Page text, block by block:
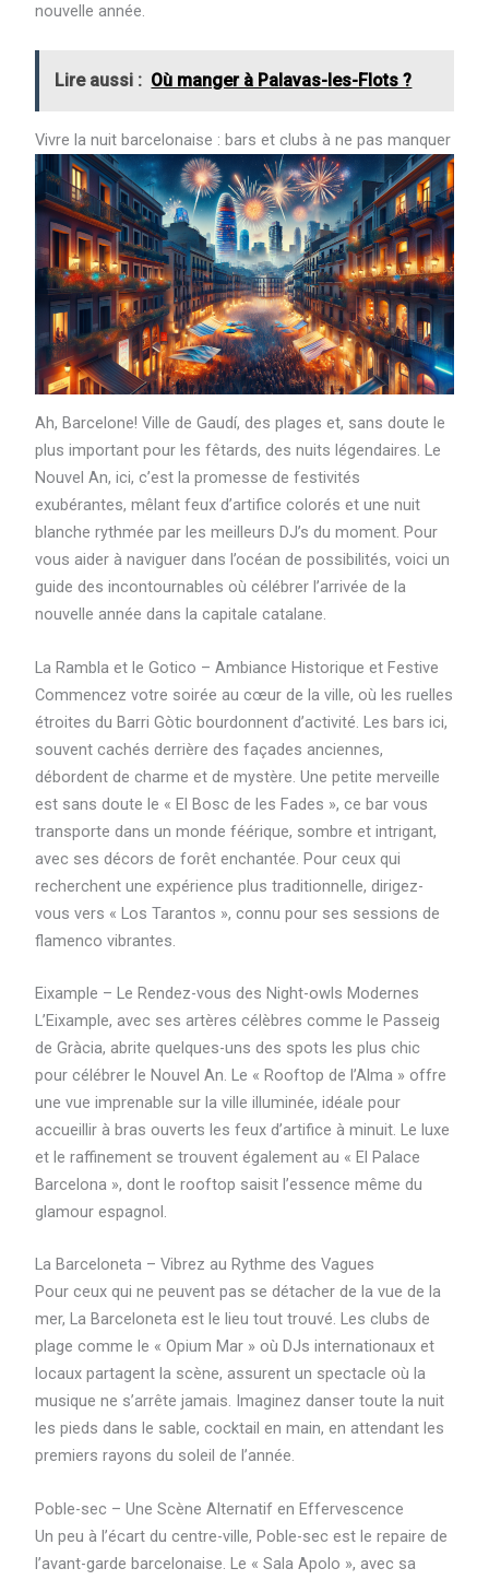
nouvelle année.
Lire aussi : Où manger à Palavas-les-Flots ?
Vivre la nuit barcelonaise : bars et clubs à ne pas manquer
Ah, Barcelone! Ville de Gaudí, des plages et, sans doute le
plus important pour les fêtards, des nuits légendaires. Le
Nouvel An, ici, c’est la promesse de festivités
exubérantes, mêlant feux d’artifice colorés et une nuit
blanche rythmée par les meilleurs DJ’s du moment. Pour
vous aider à naviguer dans l’océan de possibilités, voici un
guide des incontournables où célébrer l’arrivée de la
nouvelle année dans la capitale catalane.
La Rambla et le Gotico – Ambiance Historique et Festive
Commencez votre soirée au cœur de la ville, où les ruelles
étroites du Barri Gòtic bourdonnent d’activité. Les bars ici,
souvent cachés derrière des façades anciennes,
débordent de charme et de mystère. Une petite merveille
est sans doute le « El Bosc de les Fades », ce bar vous
transporte dans un monde féérique, sombre et intrigant,
avec ses décors de forêt enchantée. Pour ceux qui
recherchent une expérience plus traditionnelle, dirigez-
vous vers « Los Tarantos », connu pour ses sessions de
flamenco vibrantes.
Eixample – Le Rendez-vous des Night-owls Modernes
L’Eixample, avec ses artères célèbres comme le Passeig
de Gràcia, abrite quelques-uns des spots les plus chic
pour célébrer le Nouvel An. Le « Rooftop de l’Alma » offre
une vue imprenable sur la ville illuminée, idéale pour
accueillir à bras ouverts les feux d’artifice à minuit. Le luxe
et le raffinement se trouvent également au « El Palace
Barcelona », dont le rooftop saisit l’essence même du
glamour espagnol.
La Barceloneta – Vibrez au Rythme des Vagues
Pour ceux qui ne peuvent pas se détacher de la vue de la
mer, La Barceloneta est le lieu tout trouvé. Les clubs de
plage comme le « Opium Mar » où DJs internationaux et
locaux partagent la scène, assurent un spectacle où la
musique ne s’arrête jamais. Imaginez danser toute la nuit
les pieds dans le sable, cocktail en main, en attendant les
premiers rayons du soleil de l’année.
Poble-sec – Une Scène Alternatif en Effervescence
Un peu à l’écart du centre-ville, Poble-sec est le repaire de
l’avant-garde barcelonaise. Le « Sala Apolo », avec sa